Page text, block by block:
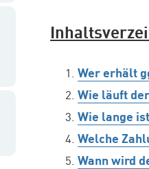
Wer erhält
Wie läuft
Wie lange
Welche
Wann wird